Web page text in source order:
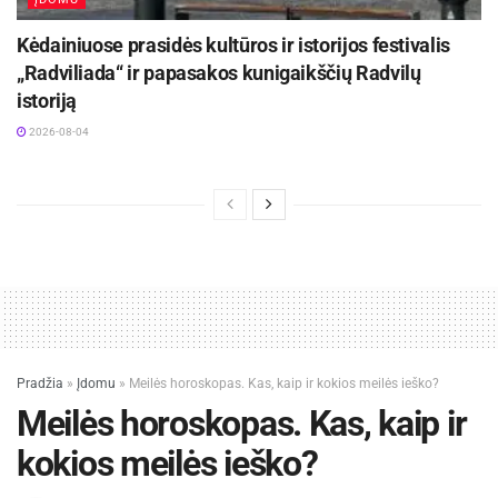
ir suformuokite nedidelius kukuliukus. Apie 15–
20 min. kepkite juos ant įkaitintos keptuvės, kol
šie dailiai apskrus. Kynvos kruopas sumaišykite
su žalumynais, granato sėklomis, apelsino
skiltelėmis bei garuose virtomis ankštimis ir
pagardinti sauja susmulkintų pomidorų, paprikų
ar kitų mėgstamų šviežių daržovių. Skanaus!
Kėdainiuose prasidės kultūros ir istorijos festivalis
„Radviliada“ ir papasakos kunigaikščių Radvilų
istoriją
2026-08-04
Pradžia » Įdomu » Meilės horoskopas. Kas, kaip ir kokios meilės ieško?
Meilės horoskopas. Kas, kaip ir
kokios meilės ieško?